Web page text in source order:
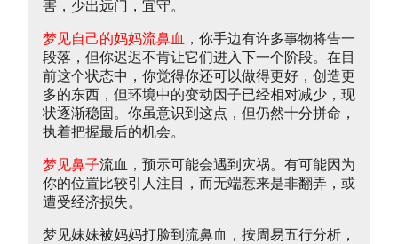
害，少出远门，宜守。
梦见自己的妈妈流鼻血 ，你手边有许多事物将告一
段落，但你迟迟不肯让它们进入下一个阶段。在目
前这个状态中，你觉得你还可以做得更好，创造更
多的东西，但环境中的变动因子已经相对减少，现
状逐渐稳固。你虽意识到这点，但仍然十分拼命，
执着把握最后的机会。
梦见鼻子流血，预示可能会遇到灾祸。有可能因为
你的位置比较引人注目，而无端惹来是非翻弄，或
遭受经济损失。
梦见妹妹被妈妈打脸到流鼻血，按周易五行分析，